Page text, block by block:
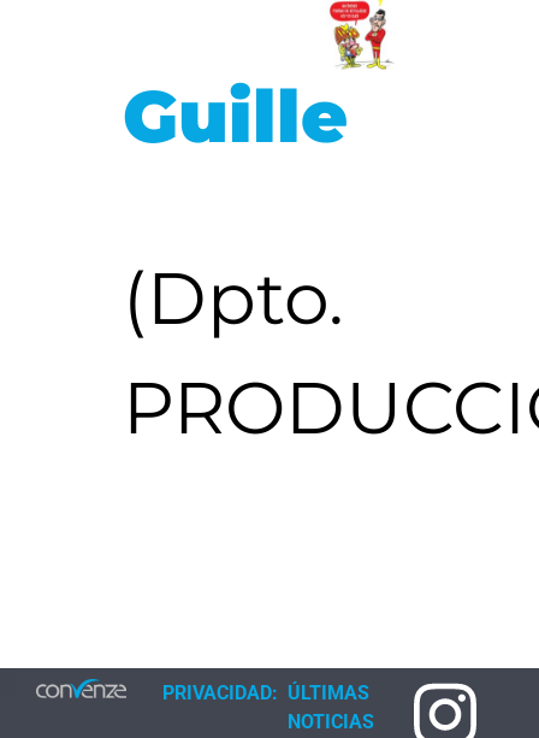
Guille
(Dpto.
PRIVACIDAD: ÚLTIMAS
NOTICIAS